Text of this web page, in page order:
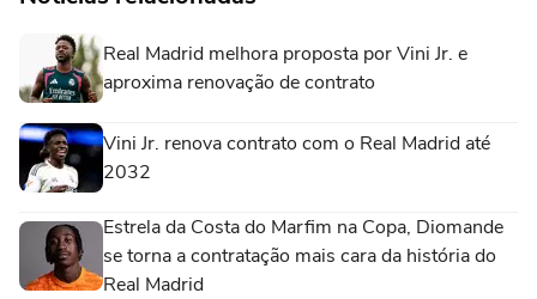
Real Madrid melhora proposta por Vini Jr. e
aproxima renovação de contrato
Vini Jr. renova contrato com o Real Madrid até
2032
Estrela da Costa do Marfim na Copa, Diomande
se torna a contratação mais cara da história do
Real Madrid